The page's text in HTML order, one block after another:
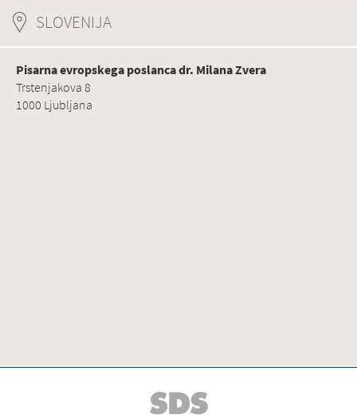
SLOVENIJA
Pisarna evropskega poslanca dr. Milana Zvera
Trstenjakova 8
1000 Ljubljana